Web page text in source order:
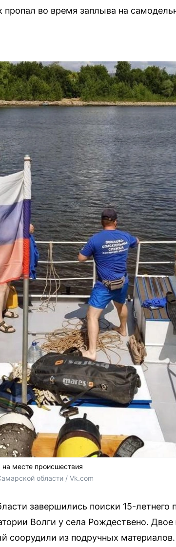
во время заплыва на
месте происшествия
области / Vk.com
завершились поиски 15-летнего
Волги у села Рождествено.
соорудили из подручных